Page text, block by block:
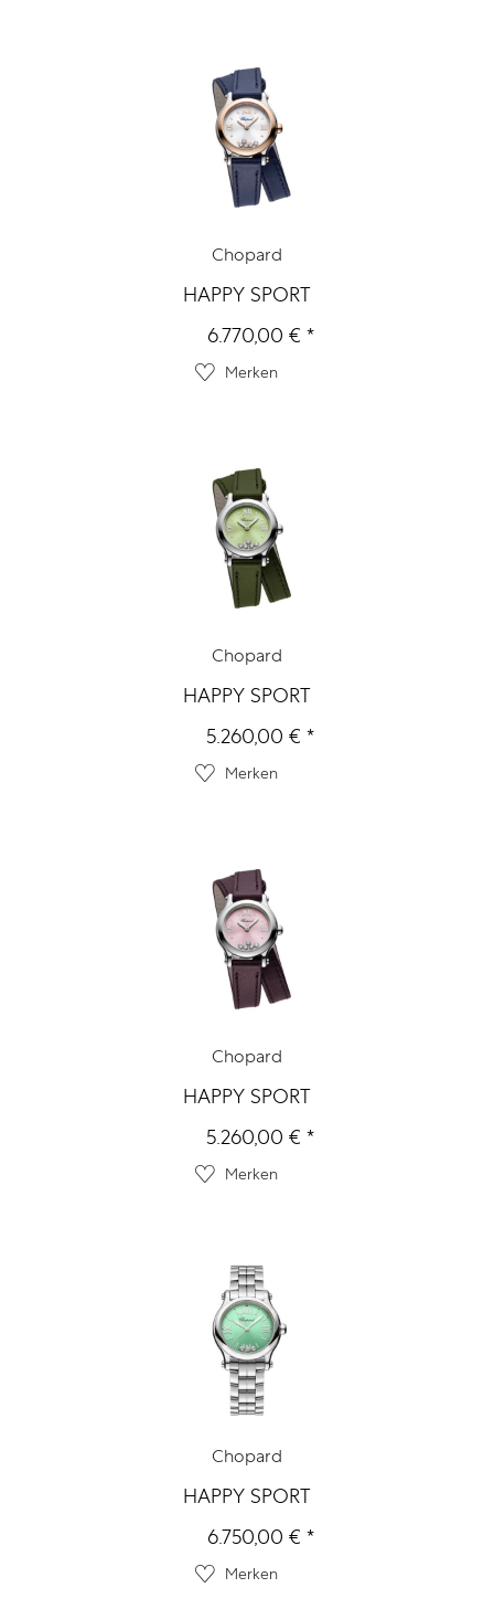
Chopard
HAPPY SPORT
6.770,00 € *
Merken
Chopard
HAPPY SPORT
5.260,00 € *
Merken
Chopard
HAPPY SPORT
5.260,00 € *
Merken
Chopard
HAPPY SPORT
6.750,00 € *
Merken